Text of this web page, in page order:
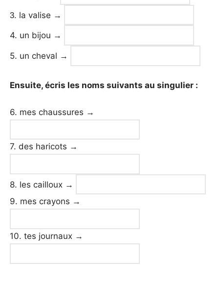
3. la valise →
4. un bijou →
5. un cheval →
Ensuite, écris les noms suivants au singulier :
6. mes chaussures →
7. des haricots →
8. les cailloux →
9. mes crayons →
10. tes journaux →